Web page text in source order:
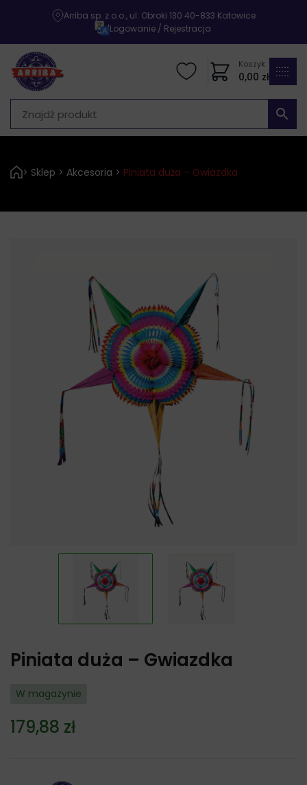
Arriba sp. z o.o., ul. Obroki 130 40-833 Katowice
|Logowanie / Rejestracja
Koszyk
0,00 zł
> Sklep > Akcesoria > Piniata duża – Gwiazdka
Piniata duża – Gwiazdka
W magazynie
179,88 zł